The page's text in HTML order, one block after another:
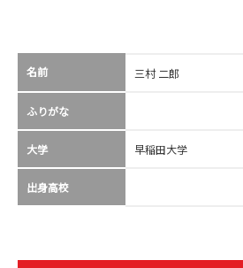
名前 三村 二郎
ふりがな
大学 早稲田大学
出身高校